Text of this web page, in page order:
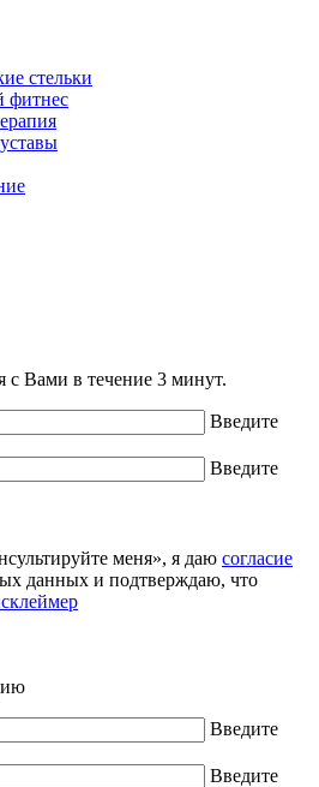
стельки
фитнес
с Вами в течение 3 минут.
Введите
Введите
меня», я даю согласие
данных и подтверждаю, что
Введите
Введите